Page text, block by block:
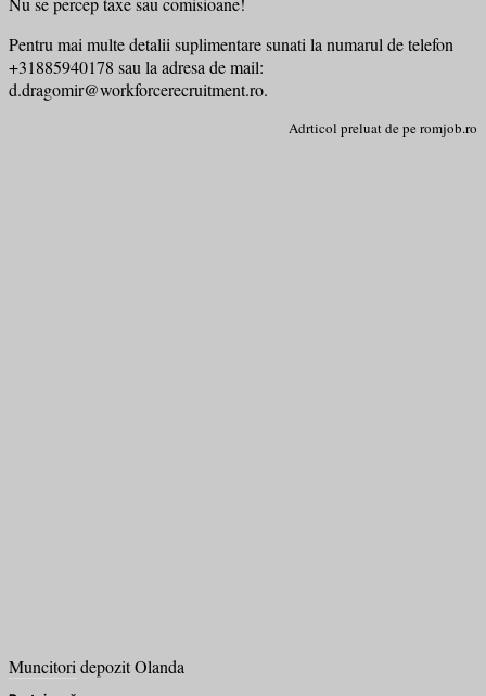
Pentru mai multe detalii suplimentare sunati la numarul de telefon
+31885940178 sau la adresa de mail:
d.dragomir@workforcerecruitment.ro.
Adrticol preluat de pe romjob.ro
Muncitori depozit Olanda